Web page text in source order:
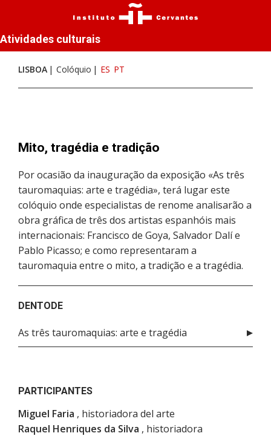
Atividades culturais
LISBOA Colóquio ES PT
Mito, tragédia e tradição
Por ocasião da inauguração da exposição «As três
tauromaquias: arte e tragédia», terá lugar este
colóquio onde especialistas de renome analisarão a
obra gráfica de três dos artistas espanhóis mais
internacionais: Francisco de Goya, Salvador Dalí e
Pablo Picasso; e como representaram a
tauromaquia entre o mito, a tradição e a tragédia.
DENTODE
As três tauromaquias: arte e tragédia
PARTICIPANTES
Miguel Faria , historiadora del arte
Raquel Henriques da Silva , historiadora